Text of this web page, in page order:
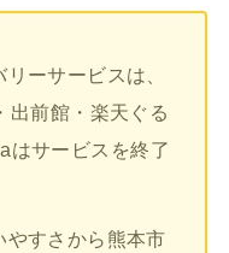
ーサービスは、
出前館・楽天ぐる
はサービスを終了
やすさから熊本市